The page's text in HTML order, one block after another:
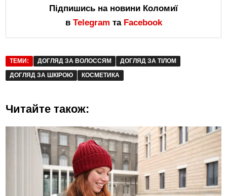
Підпишись на новини Коломиї
в Telegram та Facebook
ТЕМИ: ДОГЛЯД ЗА ВОЛОССЯМ
ДОГЛЯД ЗА ТІЛОМ
ДОГЛЯД ЗА ШКІРОЮ
КОСМЕТИКА
Читайте також: